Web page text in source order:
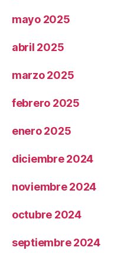
mayo 2025
abril 2025
marzo 2025
febrero 2025
enero 2025
diciembre 2024
noviembre 2024
octubre 2024
septiembre 2024